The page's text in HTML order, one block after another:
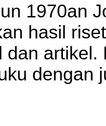
1970an
hasil
dan
dengan